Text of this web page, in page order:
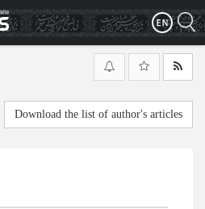
Download the list of author's articles